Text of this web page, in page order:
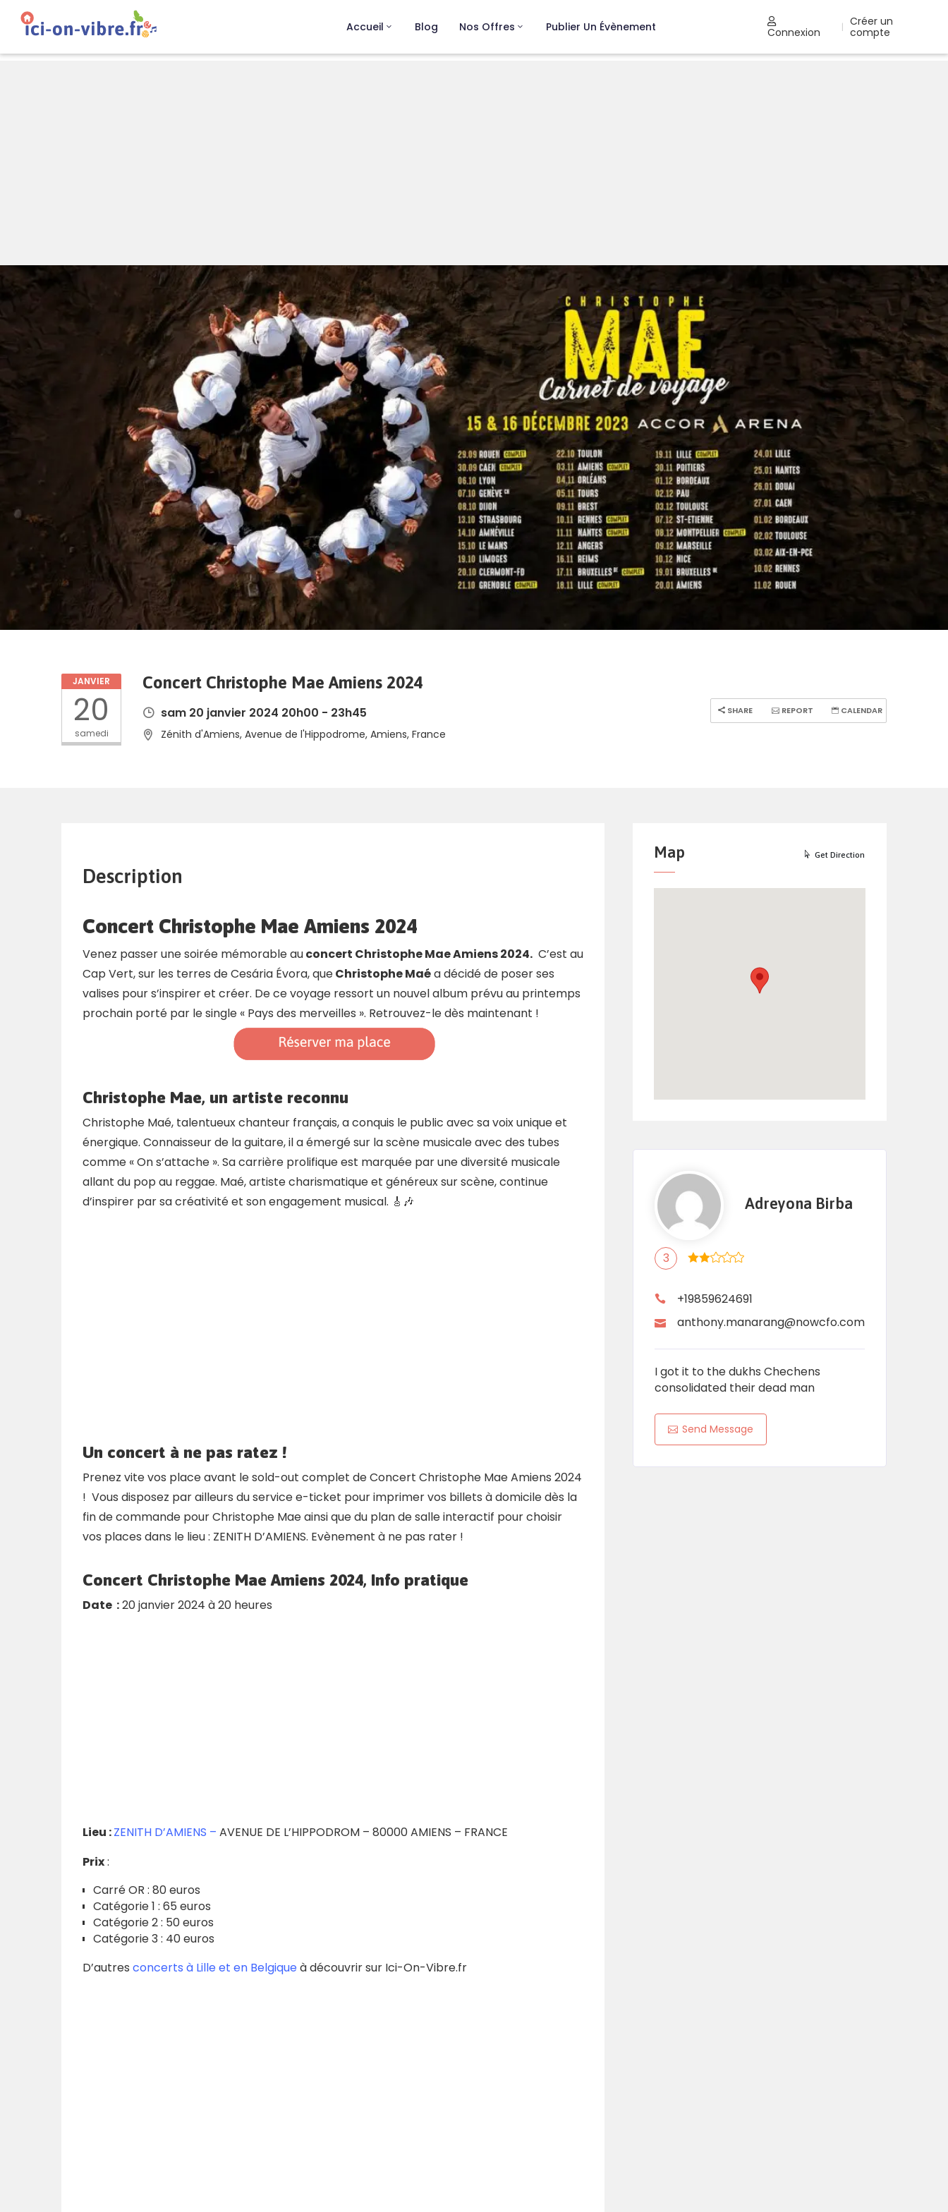
Accueil Blog Nos Offres Publier Un Évènement Connexion
Créer un
compte
JANVIER
20
samedi
Concert Christophe Mae Amiens 2024
sam 20 janvier 2024 20h00 - 23h45
Zénith d'Amiens, Avenue de l'Hippodrome, Amiens, France
SHARE REPORT CALENDAR
Description
Concert Christophe Mae Amiens 2024
Venez passer une soirée mémorable auconcert Christophe Mae Amiens 2024. C’est au
Cap Vert, sur les terres de Cesária Évora, queChristophe Maéa décidé de poser ses
valises pour s’inspirer et créer. De ce voyage ressort un nouvel album prévu au printemps
prochain porté par le single « Pays des merveilles ». Retrouvez-le dès maintenant !
Christophe Mae, un artiste reconnu
Christophe Maé, talentueux chanteur français, a conquis le public avec sa voix unique et
énergique. Connaisseur de la guitare, il a émergé sur la scène musicale avec des tubes
comme « On s’attache ». Sa carrière prolifique est marquée par une diversité musicale
allant du pop au reggae. Maé, artiste charismatique et généreux sur scène, continue
d’inspirer par sa créativité et son engagement musical. 🎸🎶
Un concert à ne pas ratez !
Prenez vite vos place avant le sold-out complet de Concert Christophe Mae Amiens 2024
! Vous disposez par ailleurs du service e-ticket pour imprimer vos billets à domicile dès la
fin de commande pour Christophe Mae ainsi que du plan de salle interactif pour choisir
vos places dans le lieu : ZENITH D’AMIENS. Evènement à ne pas rater !
Concert Christophe Mae Amiens 2024, Info pratique
Date :20 janvier 2024 à 20 heures
Lieu :ZENITH D’AMIENS – AVENUE DE L’HIPPODROM – 80000AMIENS – FRANCE
Prix:
Carré OR : 80 euros
Catégorie 1 : 65 euros
Catégorie 2 : 50 euros
Catégorie 3 : 40 euros
D’autres concerts à Lille et en Belgiqueà découvrir sur Ici-On-Vibre.fr
Map Get Direction
Adreyona Birba
3
+19859624691
anthony.manarang@nowcfo.com
I got it to the dukhs Chechens
consolidated their dead man
Send Message